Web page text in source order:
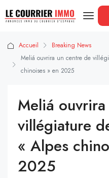
Accueil
Breaking News
Meliá ouvrira un centre de
chinoises » en 2025
Meliá
villégiature
« Alpes
2025